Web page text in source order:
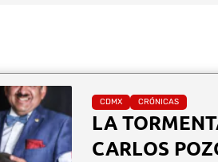
CDMX CRÓNICAS
LA
CARLOS